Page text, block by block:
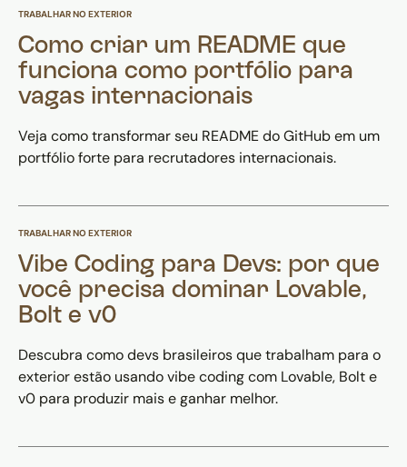
TRABALHAR NO EXTERIOR
Como criar um README que
funciona como portfólio para
vagas internacionais
Veja como transformar seu README do GitHub em um
portfólio forte para recrutadores internacionais.
TRABALHAR NO EXTERIOR
Vibe Coding para Devs: por que
você precisa dominar Lovable,
Bolt e v0
Descubra como devs brasileiros que trabalham para o
exterior estão usando vibe coding com Lovable, Bolt e
v0 para produzir mais e ganhar melhor.